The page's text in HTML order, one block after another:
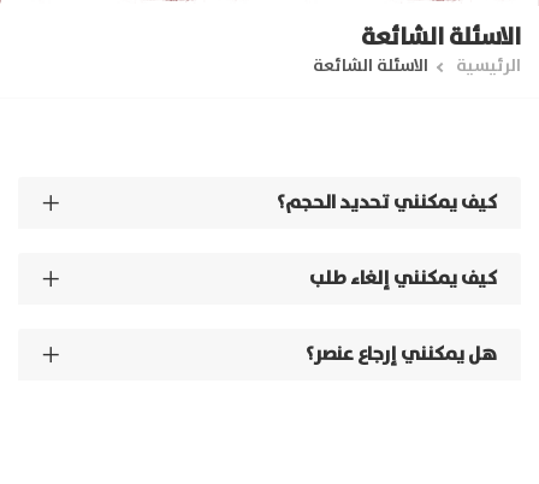
الاسئلة الشائعة
مسار
الرئيسية الاسئلة الشائعة
كيف يمكنني تحديد الحجم؟
كيف يمكنني إلغاء طلب
هل يمكنني إرجاع عنصر؟